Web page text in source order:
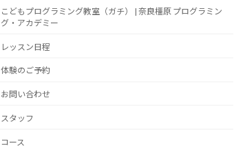
こどもプログラミング教室（ガチ） | 奈良橿原 プログラミン
グ・アカデミー
レッスン日程
体験のご予約
お問い合わせ
スタッフ
コース